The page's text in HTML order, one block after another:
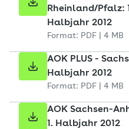
Rheinland/Pfalz:
Halbjahr 2012
Format: PDF | 4 MB
AOK PLUS -
Halbjahr 2012
Format: PDF | 4 MB
AOK Sachsen-
1. Halbjahr 2012